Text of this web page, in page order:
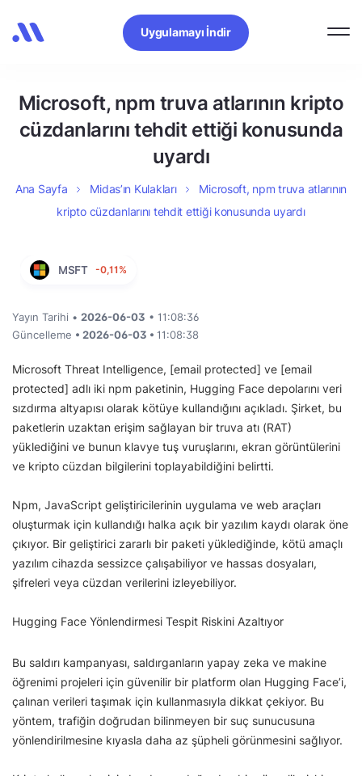
Uygulamayı İndir
Microsoft, npm truva atlarının kripto
cüzdanlarını tehdit ettiği konusunda
uyardı
Ana Sayfa Midas’ın Kulakları
Microsoft, npm truva atlarının
kripto cüzdanlarını tehdit ettiği konusunda uyardı
MSFT -0,11%
Yayın Tarihi • 2026-06-03 • 11:08:36
Güncelleme • 2026-06-03 • 11:08:38
Microsoft Threat Intelligence, [email protected] ve [email
protected] adlı iki npm paketinin, Hugging Face depolarını veri
sızdırma altyapısı olarak kötüye kullandığını açıkladı. Şirket, bu
paketlerin uzaktan erişim sağlayan bir truva atı (RAT)
yüklediğini ve bunun klavye tuş vuruşlarını, ekran görüntülerini
ve kripto cüzdan bilgilerini toplayabildiğini belirtti.
Npm, JavaScript geliştiricilerinin uygulama ve web araçları
oluşturmak için kullandığı halka açık bir yazılım kaydı olarak öne
çıkıyor. Bir geliştirici zararlı bir paketi yüklediğinde, kötü amaçlı
yazılım cihazda sessizce çalışabiliyor ve hassas dosyaları,
şifreleri veya cüzdan verilerini izleyebiliyor.
Hugging Face Yönlendirmesi Tespit Riskini Azaltıyor
Bu saldırı kampanyası, saldırganların yapay zeka ve makine
öğrenimi projeleri için güvenilir bir platform olan Hugging Face’i,
çalınan verileri taşımak için kullanmasıyla dikkat çekiyor. Bu
yöntem, trafiğin doğrudan bilinmeyen bir suç sunucusuna
yönlendirilmesine kıyasla daha az şüpheli görünmesini sağlıyor.